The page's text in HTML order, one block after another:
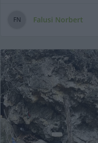
FN Falusi Norbert